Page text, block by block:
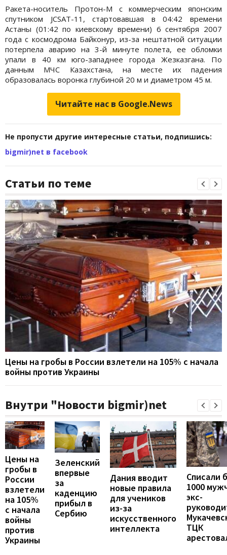
Ракета-носитель Протон-М с коммерческим японским
спутником JCSAT-11, стартовавшая в 04:42 времени
Астаны (01:42 по киевскому времени) 6 сентября 2007
года с космодрома Байконур, из-за нештатной ситуации
потерпела аварию на 3-й минуте полета, ее обломки
упали в 40 км юго-западнее города Жезказгана. По
данным МЧС Казахстана, на месте их падения
образовалась воронка глубиной 20 м и диаметром 45 м.
Читайте нас в Google.News
Не пропусти другие интересные статьи, подпишись:
bigmir)net в facebook
Статьи по теме
Цены на гробы в России взлетели на 105% с начала
войны против Украины
Внутри "Новости bigmir)net
Цены на
гробы в
России
взлетели
на 105%
с начала
войны
против
Украины
Зеленский
впервые
за
каденцию
прибыл в
Сербию
Дания вводит
новые правила
для учеников
из-за
искусственного
интеллекта
Списали
1000
экс-
ТЦК